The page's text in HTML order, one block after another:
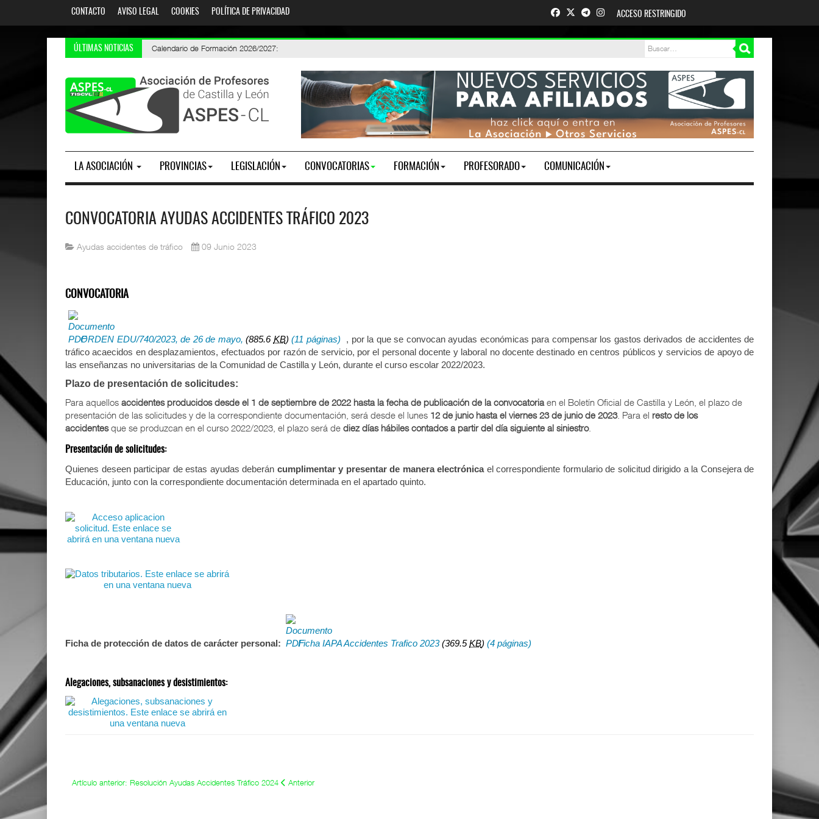
CONTACTO AVISO LEGAL COOKIES POLÍTICA DE PRIVACIDAD ACCESO RESTRINGIDO
ÚLTIMAS NOTICIAS Oposiciones 2026. AIDPRASEC: listados de participantes y vacantes
PES y Otros Cuerpos. Oposiciones 2026. Toma de posesión
Calendario de Formación 2026/2027:
LA ASOCIACIÓN PROVINCIAS LEGISLACIÓN CONVOCATORIAS FORMACIÓN PROFESORADO COMUNICACIÓN
CONVOCATORIA AYUDAS ACCIDENTES TRÁFICO 2023
Ayudas accidentes de tráfico 09 Junio 2023
CONVOCATORIA
ORDEN EDU/740/2023, de 26 de mayo, (885.6 KB) (11 páginas)
, por la que se convocan ayudas económicas para compensar los gastos derivados de accidentes de
tráfico acaecidos en desplazamientos, efectuados por razón de servicio, por el personal docente y laboral no docente destinado en centros públicos y servicios de apoyo de
las enseñanzas no universitarias de la Comunidad de Castilla y León, durante el curso escolar 2022/2023.
Plazo de presentación de solicitudes:
Para aquellos accidentes producidos desde el 1 de septiembre de 2022 hasta la fecha de publicación de la convocatoriaen el Boletín Oficial de Castilla y León, el plazo de
presentación de las solicitudes y de la correspondiente documentación, será desde el lunes 12 de junio hasta el viernes 23 de junio de 2023. Para el resto de los
accidentesque se produzcan en el curso 2022/2023, el plazo será de diez días hábiles contados a partir del día siguiente al siniestro.
Presentación de solicitudes:
Quienes deseen participar de estas ayudas deberán cumplimentar y presentar de manera electrónicael correspondiente formulario de solicitud dirigido a la Consejera de
Educación, junto con la correspondiente documentación determinada en el apartado quinto.
Ficha de protección de datos de carácter personal: Ficha IAPA Accidentes Trafico 2023(369.5KB) (4 páginas)
Alegaciones, subsanaciones y desistimientos:
Artículo anterior: Resolución Ayudas Accidentes Tráfico 2024 Anterior